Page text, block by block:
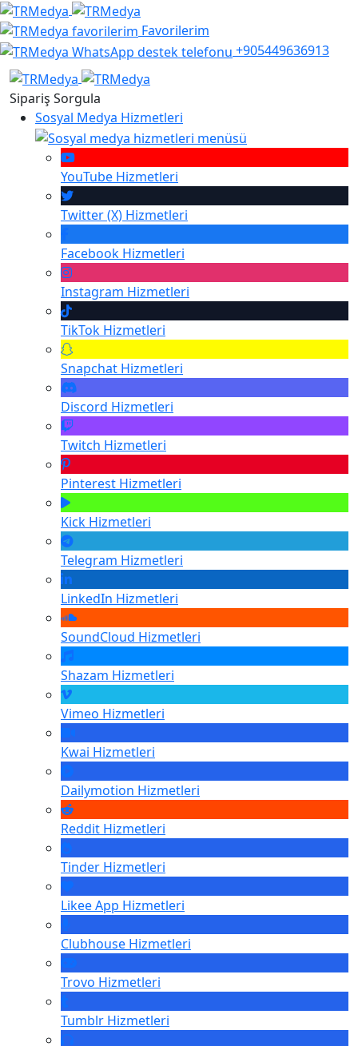
Favorilerim
+905449636913
Sipariş Sorgula
Sosyal Medya Hizmetleri
YouTube Hizmetleri
Twitter (X) Hizmetleri
Facebook Hizmetleri
Instagram Hizmetleri
TikTok Hizmetleri
Snapchat Hizmetleri
Discord Hizmetleri
Twitch Hizmetleri
Pinterest Hizmetleri
Kick Hizmetleri
Telegram Hizmetleri
LinkedIn Hizmetleri
SoundCloud Hizmetleri
Shazam Hizmetleri
Vimeo Hizmetleri
Kwai Hizmetleri
Dailymotion Hizmetleri
Reddit Hizmetleri
Tinder Hizmetleri
Likee App Hizmetleri
Clubhouse Hizmetleri
Trovo Hizmetleri
Tumblr Hizmetleri